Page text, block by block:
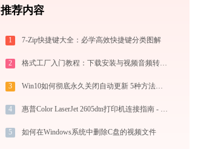
推荐内容
1 7-Zip快捷键大全：必学高效快捷键分类图解
2 格式工厂入门教程：下载安装与视频音频转换详解
3 Win10如何彻底永久关闭自动更新 5种方法教你永久关闭win10自动更新
4 惠普Color LaserJet 2605dtn打印机连接指南 - 金山毒霸
5 如何在Windows系统中删除C盘的视频文件